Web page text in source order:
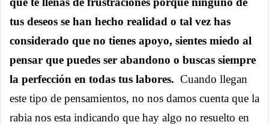
tus deseos se han hecho realidad o tal vez has
considerado que no tienes apoyo, sientes miedo al
pensar que puedes ser abandono o buscas siempre
la perfección en todas tus labores. Cuando llegan
este tipo de pensamientos, no nos damos cuenta que la
rabia nos esta indicando que hay algo no resuelto en